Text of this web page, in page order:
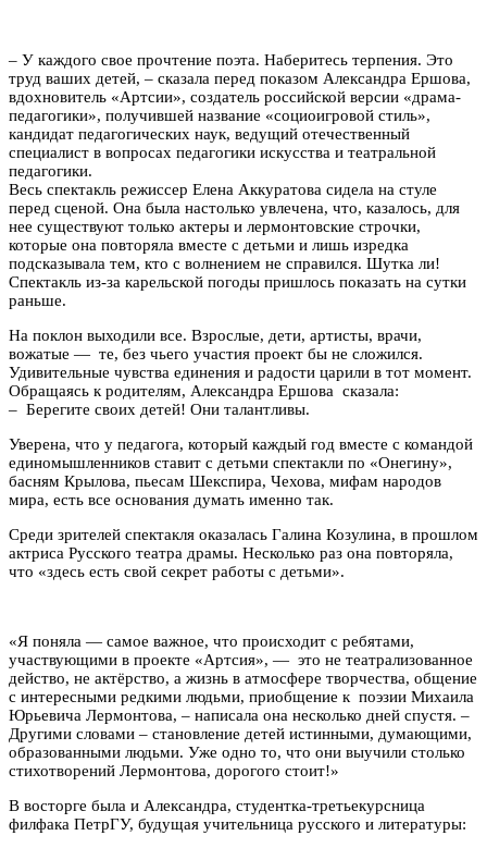
– У каждого свое прочтение поэта. Наберитесь терпения. Это
труд ваших детей, – сказала перед показом Александра Ершова,
вдохновитель «Артсии», создатель российской версии «драма-
педагогики», получившей название «социоигровой стиль»,
кандидат педагогических наук, ведущий отечественный
специалист в вопросах педагогики искусства и театральной
педагогики.
Весь спектакль режиссер Елена Аккуратова сидела на стуле
перед сценой. Она была настолько увлечена, что, казалось, для
нее существуют только актеры и лермонтовские строчки,
которые она повторяла вместе с детьми и лишь изредка
подсказывала тем, кто с волнением не справился. Шутка ли!
Спектакль из-за карельской погоды пришлось показать на сутки
раньше.
На поклон выходили все. Взрослые, дети, артисты, врачи,
вожатые — те, без чьего участия проект бы не сложился.
Удивительные чувства единения и радости царили в тот момент.
Обращаясь к родителям, Александра Ершова сказала:
– Берегите своих детей! Они талантливы.
Уверена, что у педагога, который каждый год вместе с командой
единомышленников ставит с детьми спектакли по «Онегину»,
басням Крылова, пьесам Шекспира, Чехова, мифам народов
мира, есть все основания думать именно так.
Среди зрителей спектакля оказалась Галина Козулина, в прошлом
актриса Русского театра драмы. Несколько раз она повторяла,
что «здесь есть свой секрет работы с детьми».
«Я поняла — самое важное, что происходит с ребятами,
участвующими в проекте «Артсия», — это не театрализованное
действо, не актёрство, а жизнь в атмосфере творчества, общение
с интересными редкими людьми, приобщение к поэзии Михаила
Юрьевича Лермонтова, – написала она несколько дней спустя. –
Другими словами – становление детей истинными, думающими,
образованными людьми. Уже одно то, что они выучили столько
стихотворений Лермонтова, дорогого стоит!»
В восторге была и Александра, студентка-третьекурсница
филфака ПетрГУ, будущая учительница русского и литературы: